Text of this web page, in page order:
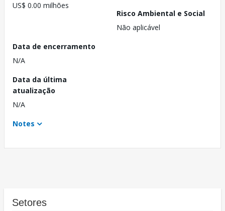
US$ 0.00 milhões
Risco Ambiental e Social
Não aplicável
Data de encerramento
N/A
Data da última
atualização
N/A
Notes
Setores